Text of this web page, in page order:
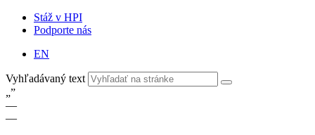
Stáž v HPI
Podporte nás
EN
Vyhľadávaný text
„”
—
—